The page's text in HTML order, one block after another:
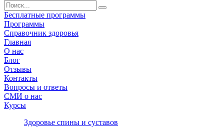
Бесплатные программы
Программы
Справочник здоровья
Главная
О нас
Блог
Отзывы
Контакты
Вопросы и ответы
СМИ о нас
Курсы
Здоровье спины и суставов